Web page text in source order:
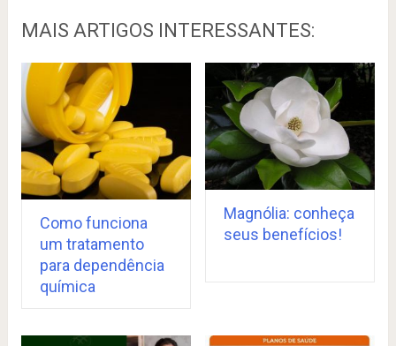
MAIS ARTIGOS INTERESSANTES:
Como funciona
um tratamento
para dependência
química
Magnólia: conheça
seus benefícios!